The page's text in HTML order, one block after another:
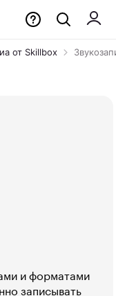
от Skillbox
и форматами
записывать